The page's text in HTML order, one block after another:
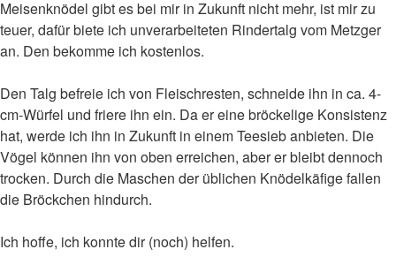
Meisenknödel gibt es bei mir in Zukunft nicht mehr, ist mir zu
teuer, dafür biete ich unverarbeiteten Rindertalg vom Metzger
an. Den bekomme ich kostenlos.
Den Talg befreie ich von Fleischresten, schneide ihn in ca. 4-
cm-Würfel und friere ihn ein. Da er eine bröckelige Konsistenz
hat, werde ich ihn in Zukunft in einem Teesieb anbieten. Die
Vögel können ihn von oben erreichen, aber er bleibt dennoch
trocken. Durch die Maschen der üblichen Knödelkäfige fallen
die Bröckchen hindurch.
Ich hoffe, ich konnte dir (noch) helfen.